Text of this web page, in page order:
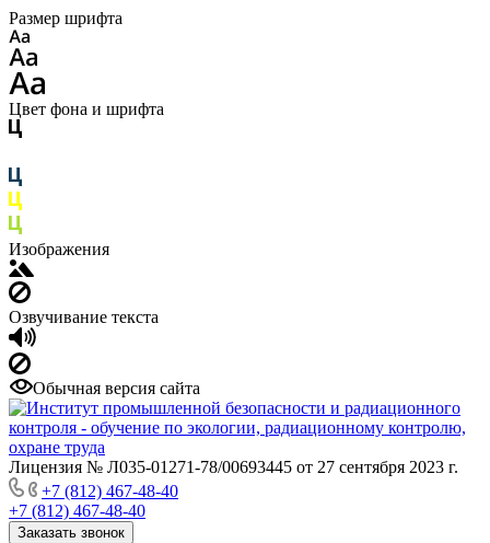
Размер шрифта
Цвет фона и шрифта
Изображения
Озвучивание текста
Обычная версия сайта
Лицензия № Л035-01271-78/00693445 от 27 сентября 2023 г.
+7 (812) 467-48-40
+7 (812) 467-48-40
Заказать звонок